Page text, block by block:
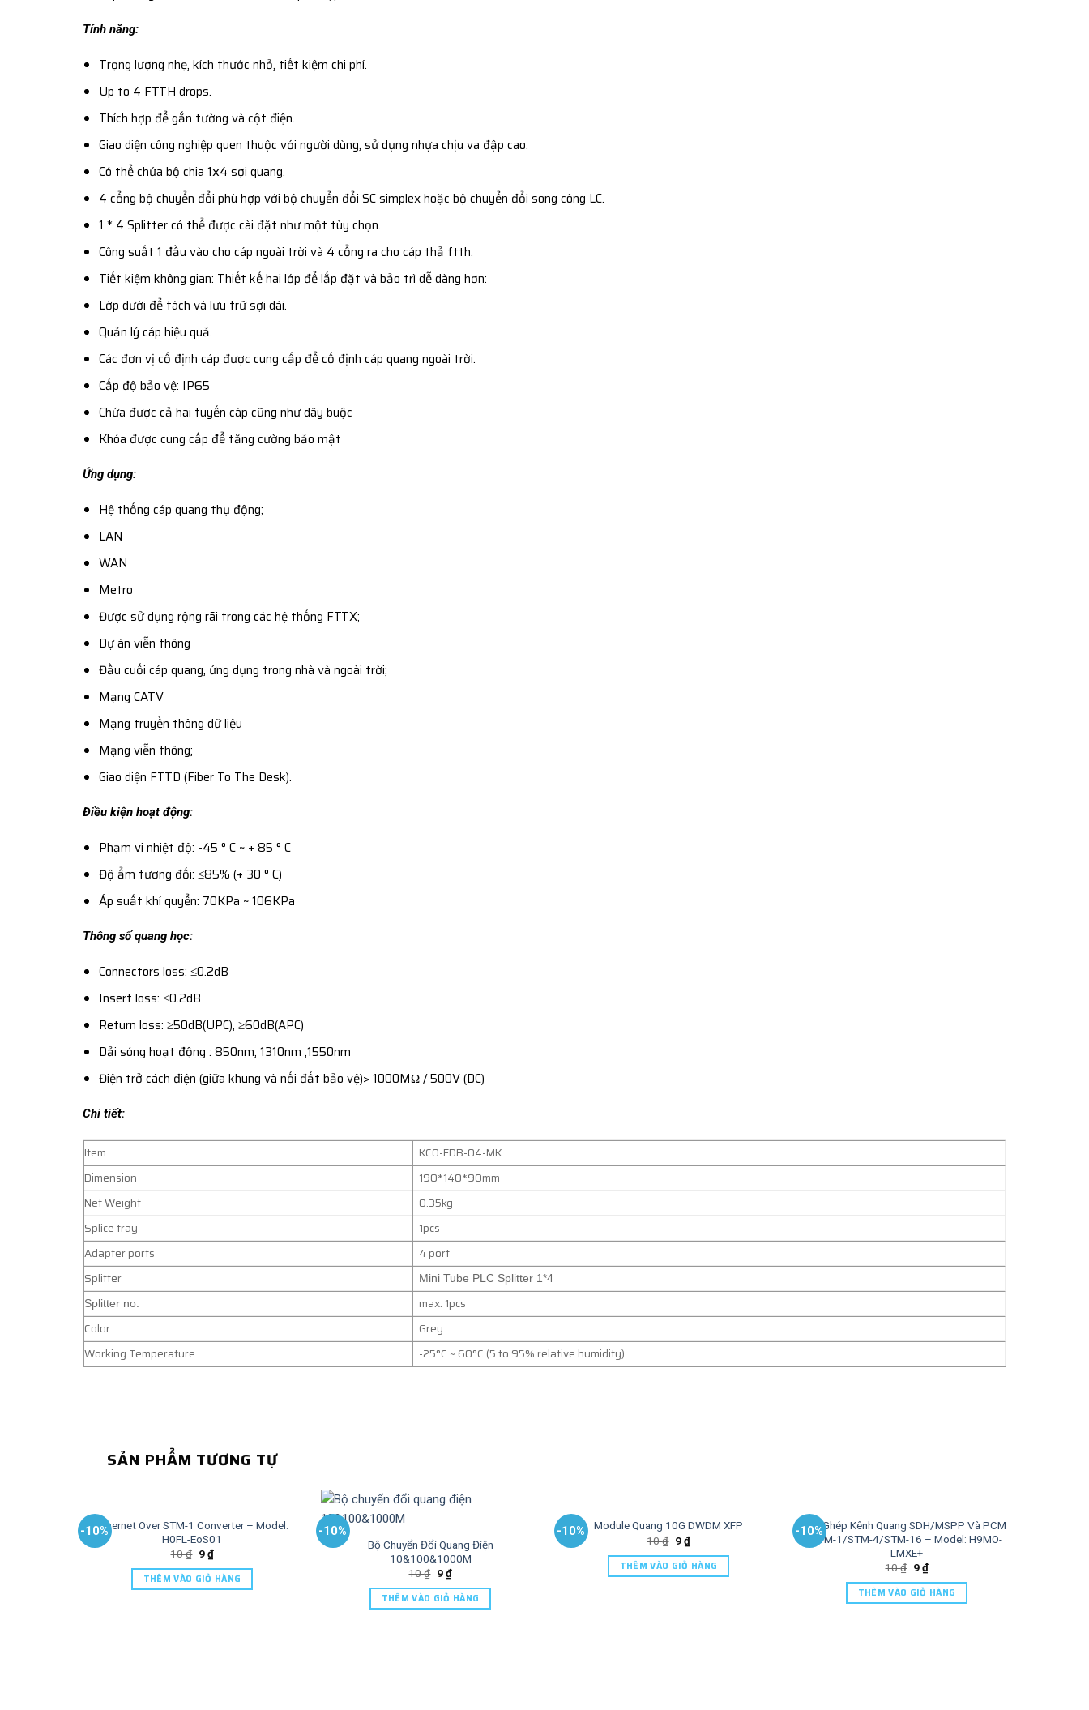
Tính năng:
Trọng lượng nhẹ, kích thước nhỏ, tiết kiệm chi phí.
Up to 4 FTTH drops.
Thích hợp để gắn tường và cột điện.
Giao diện công nghiệp quen thuộc với người dùng, sử dụng nhựa chịu va đập cao.
Có thể chứa bộ chia 1ⅹ4 sợi quang.
4 cổng bộ chuyển đổi phù hợp với bộ chuyển đổi SC simplex hoặc bộ chuyển đổi song công LC.
1 * 4 Splitter có thể được cài đặt như một tùy chọn.
Công suất 1 đầu vào cho cáp ngoài trời và 4 cổng ra cho cáp thả ftth.
Tiết kiệm không gian: Thiết kế hai lớp để lắp đặt và bảo trì dễ dàng hơn:
Lớp dưới để tách và lưu trữ sợi dài.
Quản lý cáp hiệu quả.
Các đơn vị cố định cáp được cung cấp để cố định cáp quang ngoài trời.
Cấp độ bảo vệ: IP65
Chứa được cả hai tuyến cáp cũng như dây buộc
Khóa được cung cấp để tăng cường bảo mật
Ứng dụng:
Hệ thống cáp quang thụ động;
LAN
WAN
Metro
Được sử dụng rộng rãi trong các hệ thống FTTX;
Dự án viễn thông
Đầu cuối cáp quang, ứng dụng trong nhà và ngoài trời;
Mạng CATV
Mạng truyền thông dữ liệu
Mạng viễn thông;
Giao diện FTTD (Fiber To The Desk).
Điều kiện hoạt động:
Phạm vi nhiệt độ: -45 ° C ~ + 85 ° C
Độ ẩm tương đối: ≤85% (+ 30 ° C)
Áp suất khí quyển: 70KPa ~ 106KPa
Thông số quang học:
Connectors loss: ≤0.2dB
Insert loss: ≤0.2dB
Return loss: ≥50dB(UPC), ≥60dB(APC)
Dải sóng hoạt động : 850nm, 1310nm ,1550nm
Điện trở cách điện (giữa khung và nối đất bảo vệ)> 1000MΩ / 500V (DC)
Chi tiết:
Item
KCO-FDB-04-MK
Dimension
190*140*90mm
Net Weight
0.35kg
Splice tray
1pcs
Adapter ports
4 port
Splitter
Mini Tube PLC Splitter 1*4
Splitter no.
max. 1pcs
Color
Grey
Working Temperature
-25°C ~ 60°C (5 to 95% relative humidity)
SẢN PHẨM TƯƠNG TỰ
-10%Ethernet Over STM-1 Converter – Model:
H0FL-EoS01
10₫ 9₫
THÊM VÀO GIỎ HÀNG
-10%
Bộ Chuyển Đổi Quang Điện
10&100&1000M
10₫ 9₫
THÊM VÀO GIỎ HÀNG
-10%
Module Quang 10G DWDM XFP
10₫ 9₫
THÊM VÀO GIỎ HÀNG
-10%Bộ Ghép Kênh Quang SDH/MSPP Và PCM
STM-1/STM-4/STM-16 – Model: H9MO-
LMXE+
10₫ 9₫
THÊM VÀO GIỎ HÀNG